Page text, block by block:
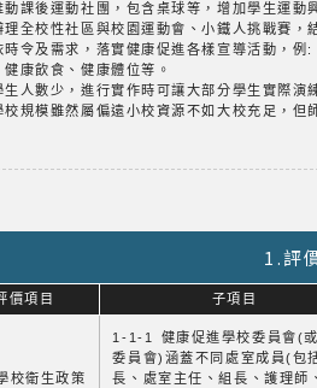
動課後運動社團，包含桌球等，增加學生運動
理全校性社區與校園運動會、小鐵人挑戰賽，
時令及需求，落實健康促進各樣宣導活動，
健康飲食、健康體位等。
生人數少，進行實作時可讓大部分學生實際
校規模雖然屬偏遠小校資源不如大校充足，
1.評
價項目 子項目
校衛生政策
1-1-1 健康促進學校委員會(
委員會)涵蓋不同處室成員(包
長、處室主任、組長、護理師